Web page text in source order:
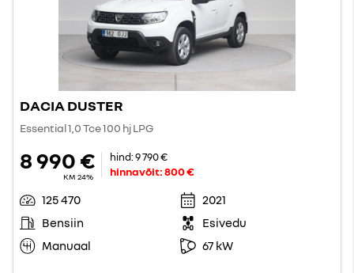
DACIA DUSTER
Essential 1,0 Tce 100 hj LPG
8 990 €
KM 24%
hind:9 790 €
hinnavõit:800 €
125 470
2021
Bensiin
Esivedu
Manuaal
67 kW